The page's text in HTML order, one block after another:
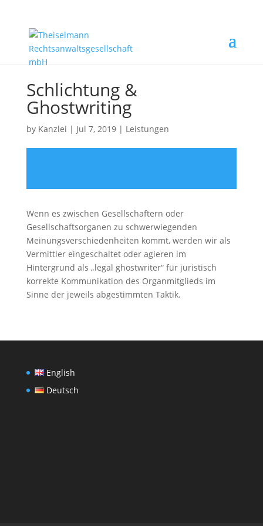
Schlichtung &
Ghostwriting
by Kanzlei | Jul 7, 2019| Leistungen
Wenn es zwischen Gesellschaftern oder
Gesellschaftsorganen zu schwerwiegenden
Meinungsverschiedenheiten kommt, werden wir als
Vermittler eingeschaltet oder agieren im
Hintergrund als „legal ghostwriter“ für juristisch
korrekte Kommunikation des Organmitglieds im
Sinne der jeweils abgestimmten Taktik.
English
Deutsch